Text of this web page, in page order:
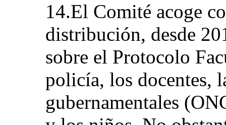
14.El Comité acoge
distribución, desde
sobre el Protocolo
policía, los docentes,
gubernamentales